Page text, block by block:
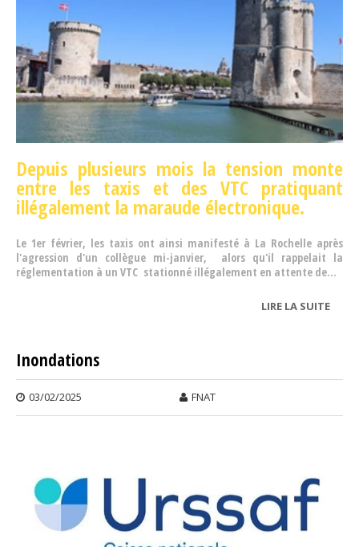
Depuis plusieurs mois la tension monte
entre les taxis et des VTC pratiquant
illégalement la maraude électronique.
Le 1erfévrier, les taxis ont ainsi manifesté à La Rochelle après
l'agression d'un collègue mi-janvier, alors qu'il rappelait la
réglementation à un VTC stationné illégalement en attente de...
LIRE LA SUITEDE
Inondations
03/02/2025 FNAT